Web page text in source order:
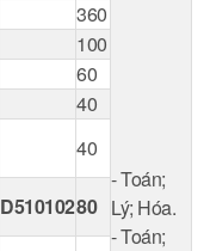
- Toán;
Lý; Hóa.
- Toán;
360
100
60
40
40
D51010280